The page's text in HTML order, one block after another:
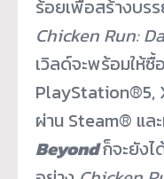
ร้อยเพื่อสร้างบร
Chicken Run:
เวิลด์จะพร้อมให้ซื้
PlayStation®5,
ผ่าน Steam® แล
Beyondก็จะยังไ